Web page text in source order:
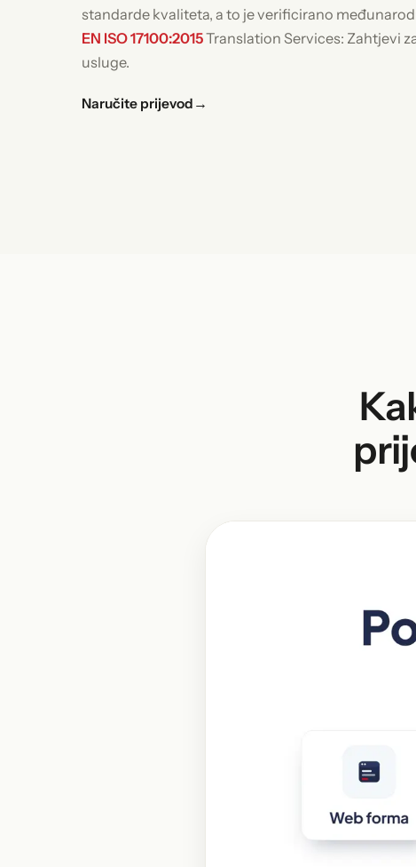
standarde kvaliteta, a to je verificirano
EN ISO 17100:2015Translation Services: Zahtjevi
usluge.
Naručite prijevod →